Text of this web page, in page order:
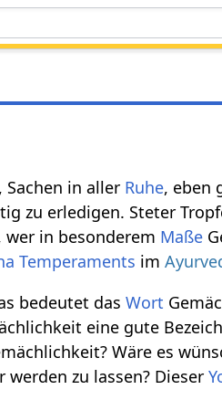
, Sachen in aller Ruhe, eben
zu erledigen. Steter
in besonderem Maße
Temperaments im
bedeutet dasWort
eine gute
Wäre es
werden zu lassen? Dieser